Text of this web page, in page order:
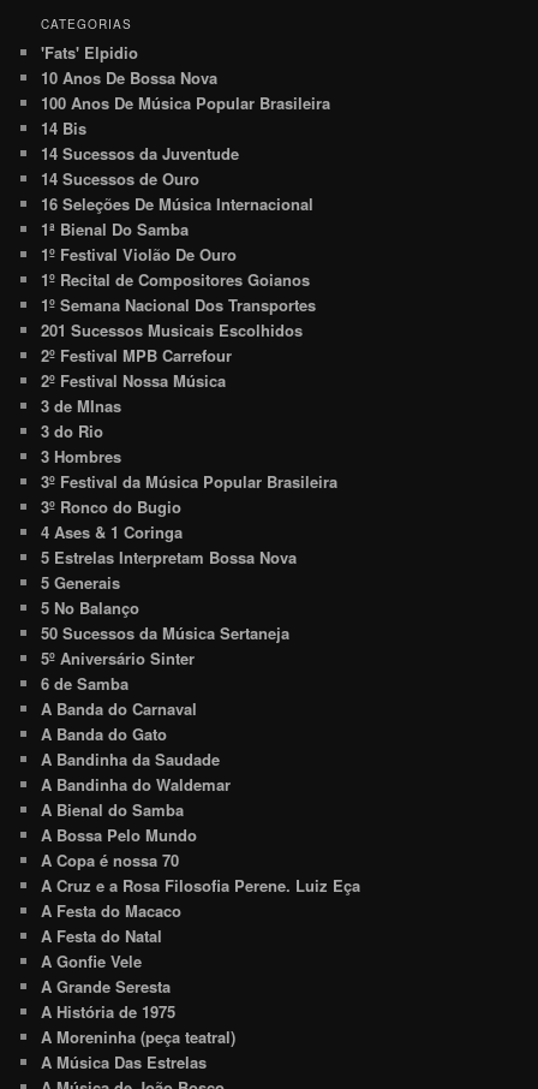
CATEGORIAS
'Fats' Elpidio
10 Anos De Bossa Nova
100 Anos De Música Popular Brasileira
14 Bis
14 Sucessos da Juventude
14 Sucessos de Ouro
16 Seleções De Música Internacional
1ª Bienal Do Samba
1º Festival Violão De Ouro
1º Recital de Compositores Goianos
1º Semana Nacional Dos Transportes
201 Sucessos Musicais Escolhidos
2º Festival MPB Carrefour
2º Festival Nossa Música
3 de MInas
3 do Rio
3 Hombres
3º Festival da Música Popular Brasileira
3º Ronco do Bugio
4 Ases & 1 Coringa
5 Estrelas Interpretam Bossa Nova
5 Generais
5 No Balanço
50 Sucessos da Música Sertaneja
5º Aniversário Sinter
6 de Samba
A Banda do Carnaval
A Banda do Gato
A Bandinha da Saudade
A Bandinha do Waldemar
A Bienal do Samba
A Bossa Pelo Mundo
A Copa é nossa 70
A Cruz e a Rosa Filosofia Perene. Luiz Eça
A Festa do Macaco
A Festa do Natal
A Gonfie Vele
A Grande Seresta
A História de 1975
A Moreninha (peça teatral)
A Música Das Estrelas